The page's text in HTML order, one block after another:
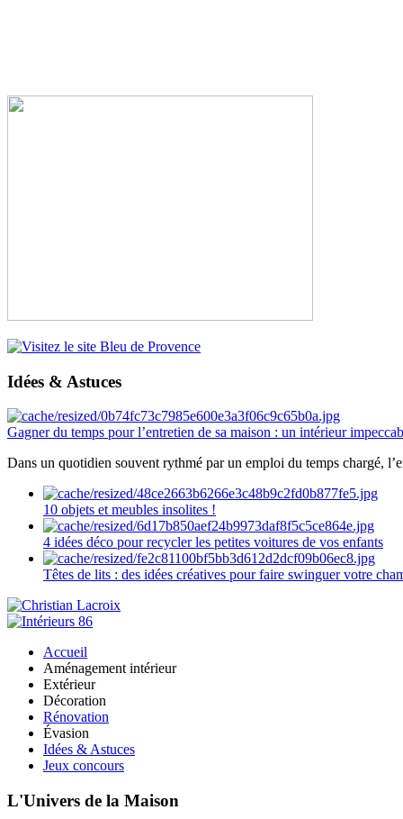
Idées & Astuces
Gagner du temps pour l’entretien de sa maison : un intérieur
Dans un quotidien souvent rythmé par un emploi du temps chargé,
10 objets et meubles insolites !
4 idées déco pour recycler les petites voitures de vos enfants
Têtes de lits : des idées créatives pour faire swinguer votre
Accueil
Aménagement intérieur
Extérieur
Décoration
Rénovation
Évasion
Idées & Astuces
Jeux concours
L'Univers de la Maison